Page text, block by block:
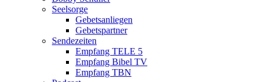
Seelsorge
Gebetsanliegen
Gebetspartner
Sendezeiten
Empfang TELE 5
Empfang Bibel TV
Empfang TBN